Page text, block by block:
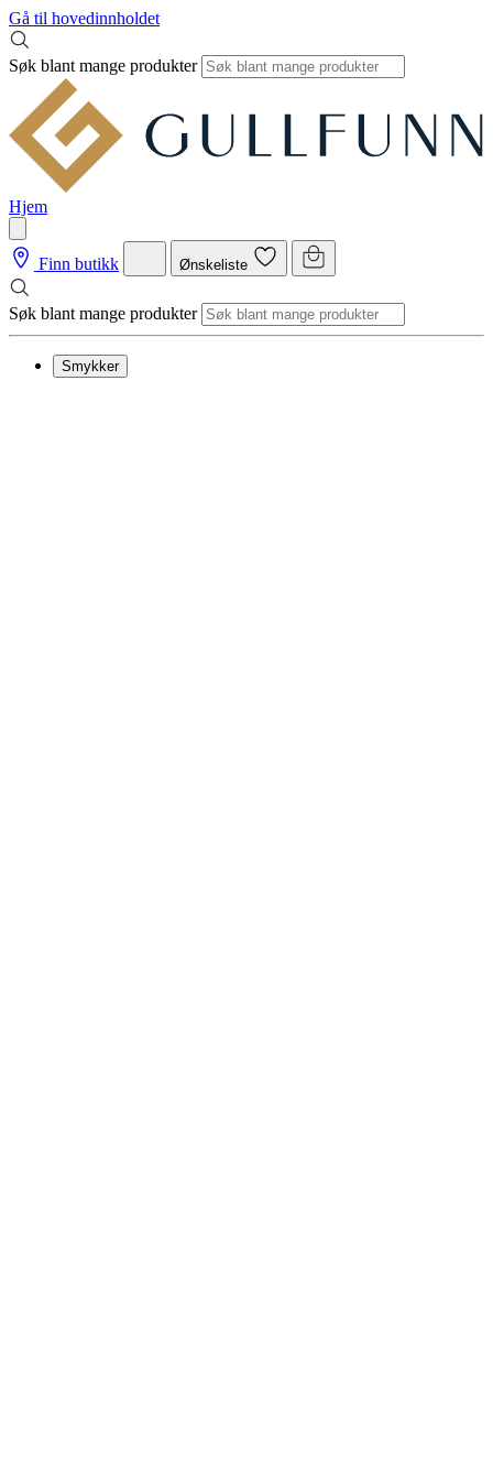
Gå til hovedinnholdet
Søk blant mange produkter
Hjem
Finn butikk Ønskeliste
Søk blant mange produkter
Smykker